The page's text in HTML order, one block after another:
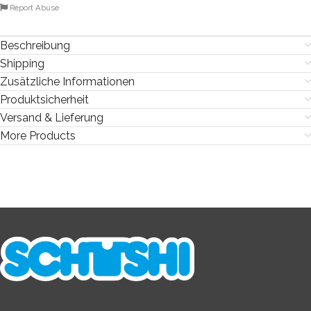
Report Abuse
Beschreibung
Shipping
Zusätzliche Informationen
Produktsicherheit
Versand & Lieferung
More Products